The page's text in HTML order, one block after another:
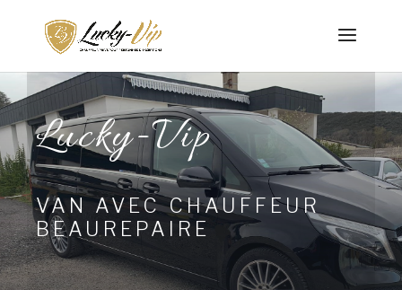
Lucky-Vip
VAN AVEC CHAUFFEUR
BEAUREPAIRE